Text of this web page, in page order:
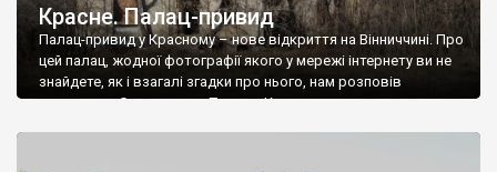
Красне. Палац-привид
Палац-привид у Красному – нове відкриття на Вінниччині. Про
цей палац, жодної фотографії якого у мережі інтернету ви не
знайдете, як і взагалі згадки про нього, нам розповів
мешканець Самгородка. Палац у Красному вразив не лише